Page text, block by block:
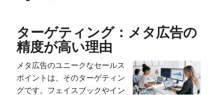
ターゲティング：メタ広告の
精度が高い理由
メタ広告のユニークなセールス
ポイントは、そのターゲティン
グです。フェイスブックやイン